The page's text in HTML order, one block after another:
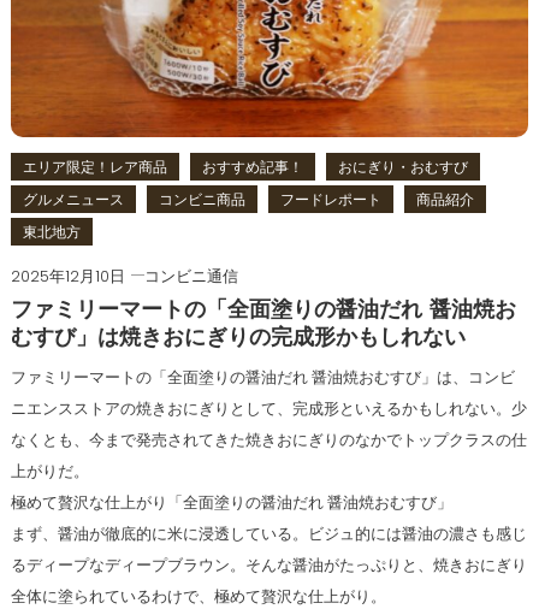
エリア限定！レア商品 おすすめ記事！
おにぎり・おむすび
グルメニュース
コンビニ商品 フードレポート
商品紹介
東北地方
2025年12月10日
コンビニ通信
ファミリーマートの「全面塗りの醤油だれ 醤油焼お
むすび」は焼きおにぎりの完成形かもしれない
ファミリーマートの「全面塗りの醤油だれ 醤油焼おむすび」は、コンビ
ニエンスストアの焼きおにぎりとして、完成形といえるかもしれない。少
なくとも、今まで発売されてきた焼きおにぎりのなかでトップクラスの仕
上がりだ。
極めて贅沢な仕上がり「全面塗りの醤油だれ 醤油焼おむすび」
まず、醤油が徹底的に米に浸透している。ビジュ的には醤油の濃さも感じ
るディープなディープブラウン。そんな醤油がたっぷりと、焼きおにぎり
全体に塗られているわけで、極めて贅沢な仕上がり。